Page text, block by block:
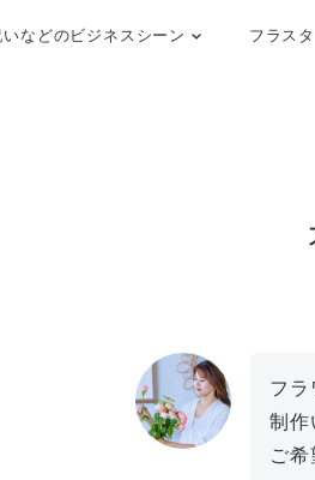
いなどのビジネスシーン フラス
フラ
制作
ご希